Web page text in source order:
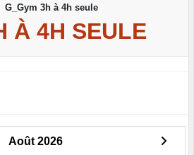
G_Gym 3h à 4h seule
À 4H SEULE
Août 2026